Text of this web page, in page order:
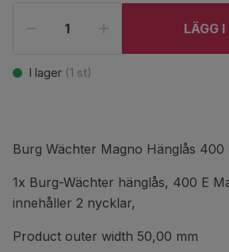
LÄGG I
I lager (1 st)
Burg Wächter Magno Hänglås 400
1x Burg-Wächter hänglås, 400 E
innehåller 2 nycklar,
Product outer width 50,00 mm